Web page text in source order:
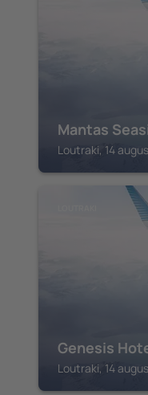
Mantas
Loutraki, 14
Genesis
Loutraki, 14